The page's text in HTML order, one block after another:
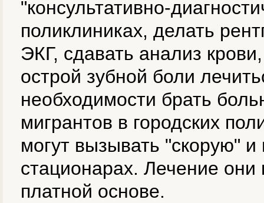
"консультативно-
поликлиниках, делать
ЭКГ, сдавать анализ
острой зубной боли
необходимости брать
мигрантов в городских
могут вызывать "скорую"
стационарах. Лечение
платной основе.